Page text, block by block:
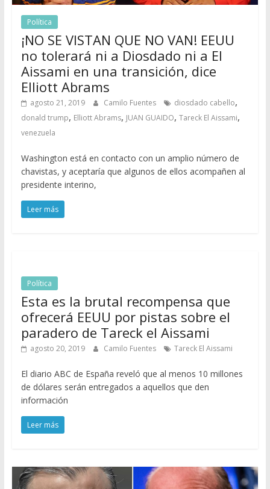
Política
¡NO SE VISTAN QUE NO VAN! EEUU
no tolerará ni a Diosdado ni a El
Aissami en una transición, dice
Elliott Abrams
agosto 21, 2019 Camilo Fuentes diosdado cabello,
donald trump, Elliott Abrams, JUAN GUAIDO, Tareck El Aissami,
venezuela
Washington está en contacto con un amplio número de
chavistas, y aceptaría que algunos de ellos acompañen al
presidente interino,
Leer más
Política
Esta es la brutal recompensa que
ofrecerá EEUU por pistas sobre el
paradero de Tareck el Aissami
agosto 20, 2019 Camilo Fuentes Tareck El Aissami
El diario ABC de España reveló que al menos 10 millones
de dólares serán entregados a aquellos que den
información
Leer más